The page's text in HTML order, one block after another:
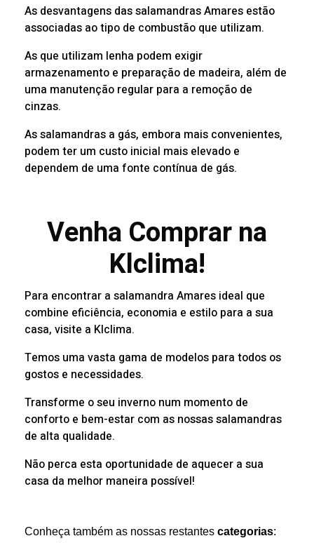
As desvantagens das salamandras Amares estão
associadas ao tipo de combustão que utilizam.
As que utilizam lenha podem exigir
armazenamento e preparação de madeira, além de
uma manutenção regular para a remoção de
cinzas.
As salamandras a gás, embora mais convenientes,
podem ter um custo inicial mais elevado e
dependem de uma fonte contínua de gás.
Venha Comprar na
Klclima!
Para encontrar a salamandra Amares ideal que
combine eficiência, economia e estilo para a sua
casa, visite a Klclima.
Temos uma vasta gama de modelos para todos os
gostos e necessidades.
Transforme o seu inverno num momento de
conforto e bem-estar com as nossas salamandras
de alta qualidade.
Não perca esta oportunidade de aquecer a sua
casa da melhor maneira possível!
Conheça também as nossas restantes categorias: